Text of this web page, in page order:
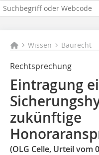
Wissen Baurecht
Rechtsprechung
Eintragung
zukünftige
(OLG Celle, Urteil vom